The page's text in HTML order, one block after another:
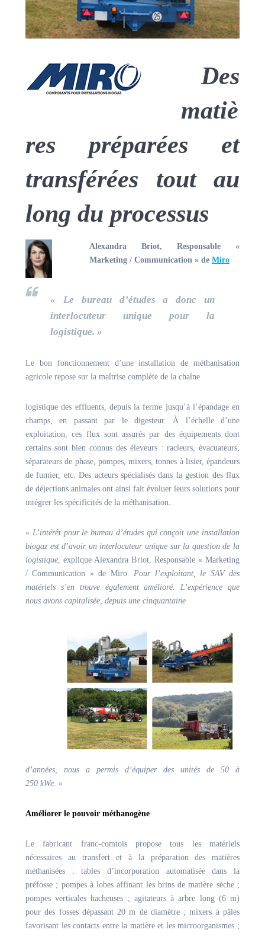
Des
matiè
res préparées et
transférées tout au
long du processus
Alexandra Briot, Responsable «
Marketing / Communication » de Miro
« Le bureau d’études a donc un
interlocuteur unique pour la
logistique. »
Le bon fonctionnement d’une installation de méthanisation
agricole repose sur la maîtrise complète de la chaîne
logistique des effluents, depuis la ferme jusqu’à l’épandage en
champs, en passant par le digesteur. À l’échelle d’une
exploitation, ces flux sont assurés par des équipements dont
certains sont bien connus des éleveurs : racleurs, évacuateurs,
séparateurs de phase, pompes, mixers, tonnes à lisier, épandeurs
de fumier, etc. Des acteurs spécialisés dans la gestion des flux
de déjections animales ont ainsi fait évoluer leurs solutions pour
intégrer les spécificités de la méthanisation.
« L’intérêt pour le bureau d’études qui conçoit une installation
biogaz est d’avoir un interlocuteur unique sur la question de la
logistique , explique Alexandra Briot, Responsable « Marketing
/ Communication » de Miro. Pour l’exploitant, le SAV des
matériels s’en trouve également amélioré. L’expérience que
nous avons capitalisée, depuis une cinquantaine
d’années, nous a permis d’équiper des unités de 50 à
250 kWe . »
Améliorer le pouvoir méthanogène
Le fabricant franc-comtois propose tous les matériels
nécessaires au transfert et à la préparation des matières
méthanisées : tables d’incorporation automatisée dans la
préfosse ; pompes à lobes affinant les brins de matière sèche ;
pompes verticales hacheuses ; agitateurs à arbre long (6 m)
pour des fosses dépassant 20 m de diamètre ; mixers à pâles
favorisant les contacts entre la matière et les microorganismes ;